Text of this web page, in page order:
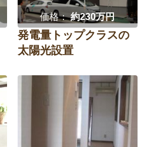
価格：約230万円
発電量トップクラスの
太陽光設置